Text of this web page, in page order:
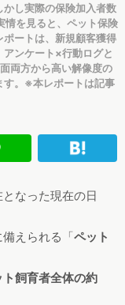
かし実際の保険加入者数
情を見ると、ペット保険
ートは、新規顧客獲得
ンケート×行動ログと
両方から高い解像度の
す。※本レポートは記事
なった現在の日
えられる「ペット
飼育者全体の約